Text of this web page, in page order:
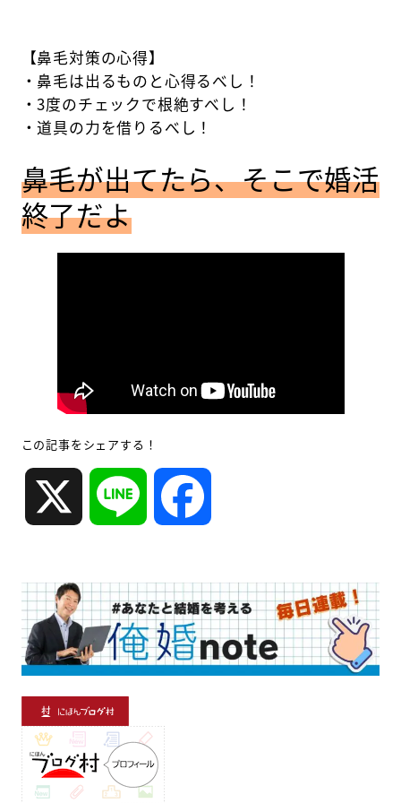
【鼻毛対策の心得】
・鼻毛は出るものと心得るべし！
・3度のチェックで根絶すべし！
・道具の力を借りるべし！
鼻毛が出てたら、そこで婚活
終了だよ
この記事をシェアする！
n
e
c
e